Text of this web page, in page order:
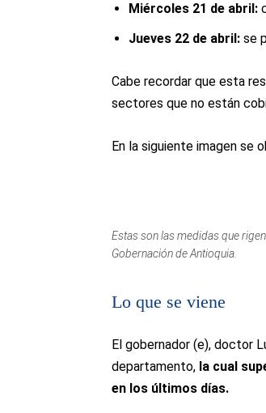
Miércoles 21 de abril:
Jueves 22 de abril: se
Cabe recordar que esta
sectores que no están
En la siguiente imagen se
Estas son las medidas que
Gobernación de Antioquia.
Lo que se viene
El gobernador (e), doctor
departamento, la cual
en los últimos días.